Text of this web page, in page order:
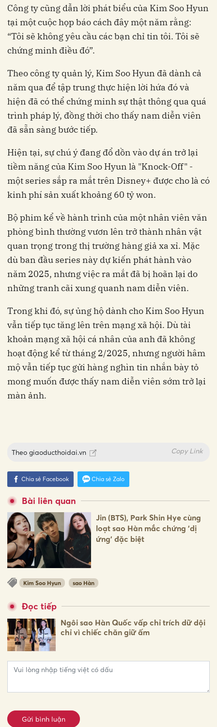
Công ty cũng dẫn lời phát biểu của Kim Soo Hyun
tại một cuộc họp báo cách đây một năm rằng:
“Tôi sẽ không yêu cầu các bạn chỉ tin tôi. Tôi sẽ
chứng minh điều đó”.
Theo công ty quản lý, Kim Soo Hyun đã dành cả
năm qua để tập trung thực hiện lời hứa đó và
hiện đã có thể chứng minh sự thật thông qua quá
trình pháp lý, đồng thời cho thấy nam diễn viên
đã sẵn sàng bước tiếp.
Hiện tại, sự chú ý đang đổ dồn vào dự án trở lại
tiềm năng của Kim Soo Hyun là "Knock-Off" -
một series sắp ra mắt trên Disney+ được cho là có
kinh phí sản xuất khoảng 60 tỷ won.
Bộ phim kể về hành trình của một nhân viên văn
phòng bình thường vươn lên trở thành nhân vật
quan trọng trong thị trường hàng giả xa xỉ. Mặc
dù ban đầu series này dự kiến phát hành vào
năm 2025, nhưng việc ra mắt đã bị hoãn lại do
những tranh cãi xung quanh nam diễn viên.
Trong khi đó, sự ủng hộ dành cho Kim Soo Hyun
vẫn tiếp tục tăng lên trên mạng xã hội. Dù tài
khoản mạng xã hội cá nhân của anh đã không
hoạt động kể từ tháng 2/2025, nhưng người hâm
mộ vẫn tiếp tục gửi hàng nghìn tin nhắn bày tỏ
mong muốn được thấy nam diễn viên sớm trở lại
màn ảnh.
Theo giaoducthoidai.vn Copy Link
Chia sẻ Facebook Chia sẻ Zalo
Bài liên quan
Jin (BTS), Park Shin Hye cùng
loạt sao Hàn mắc chứng 'dị
ứng' đặc biệt
Kim Soo Hyun sao Hàn
Đọc tiếp
Ngôi sao Hàn Quốc vấp chỉ trích dữ dội
chỉ vì chiếc chăn giữ ấm
Gửi bình luận